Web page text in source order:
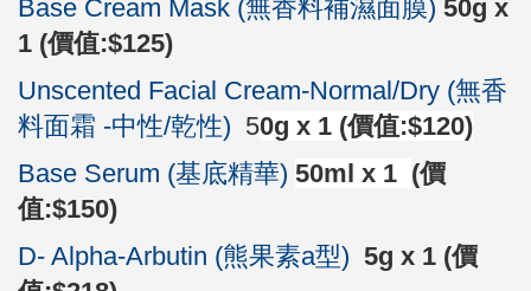
Base Cream Mask (無香料補濕面膜) 50g x
1 (價值:$125)
Unscented Facial Cream-Normal/Dry (無香
料面霜 -中性/乾性) 50g x 1 (價值:$120)
Base Serum (基底精華) 50ml x 1 (價
值:$150)
D- Alpha-Arbutin (熊果素a型) 5g x 1 (價